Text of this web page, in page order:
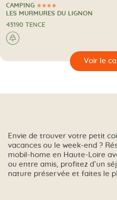
4 Étoiles
CAMPING
CAMPING
LES MURMURES DU LIGNON
43190 TENCE
A la campagne
🌲
🔍
Envie de trouver votre petit
vacances ou le week-end ?
mobil-home en Haute-Loire
ou entre amis, profitez d’un
nature préservée et faites le